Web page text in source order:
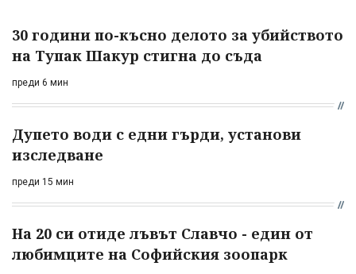
30 години по-късно делото за убийството
на Тупак Шакур стигна до съда
преди 6 мин
Дупето води с едни гърди, установи
изследване
преди 15 мин
На 20 си отиде лъвът Славчо - един от
любимците на Софийския зоопарк